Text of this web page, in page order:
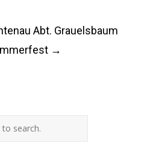
Abt. Grauelsbaum
→